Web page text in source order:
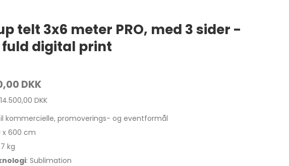
telt 3x6 meter PRO, med 3 sider -
digital print
DKK
DKK
kommercielle, promoverings- og eventformål
x 600 cm
kg
: Sublimation